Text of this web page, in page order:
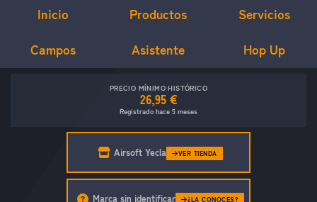
Inicio Productos Servicios
Campos Asistente Hop Up
PRECIO MÍNIMO HISTÓRICO
26,95 €
Registrado hace 5 meses
Airsoft Yecla VER TIENDA
Marca sin identificar ¿LA CONOCES?